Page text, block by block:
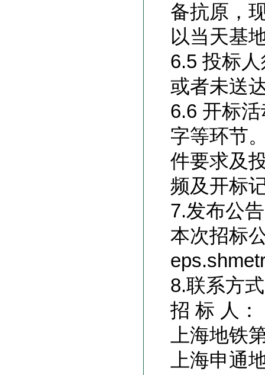
备抗原，
以当天基
6.5 投标
或者未送
6.6 开标
字等环节
件要求及
频及开标
7.发布公
本次招标
8.联系方式
招 标 人：
上海地铁
上海申通